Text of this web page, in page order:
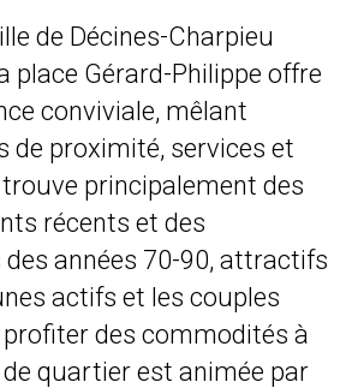
de Décines-Charpieu
place Gérard-Philippe offre
conviviale, mêlant
de proximité, services et
trouve principalement des
récents et des
années 70-90, attractifs
actifs et les couples
des commodités à
de quartier est animée par